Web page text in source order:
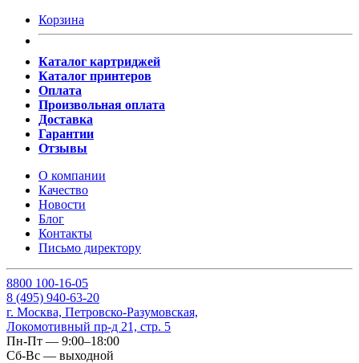
Корзина
Каталог картриджей
Каталог принтеров
Оплата
Произвольная оплата
Доставка
Гарантии
Отзывы
О компании
Качество
Новости
Блог
Контакты
Письмо директору
8800 100-16-05
8 (495) 940-63-20
г. Москва, Петровско-Разумовская,
Локомотивный пр-д 21, стр. 5
Пн-Пт — 9:00–18:00
Сб-Вс — выходной